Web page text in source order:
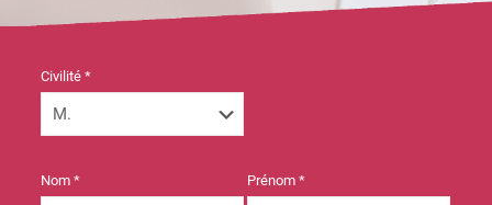
Civilité *
Nom * Prénom *